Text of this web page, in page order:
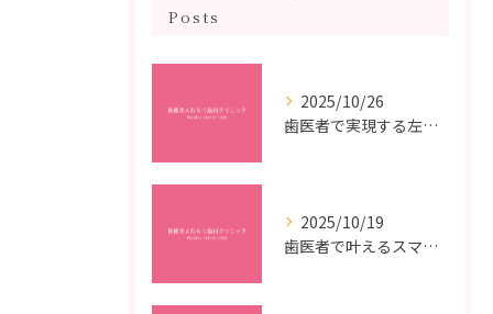
Posts
2025/10/26
歯医者で実現する左右対称治療のポイントと矯正治療選びの疑問解決ガイド
2025/10/19
歯医者で叶えるスマイルメイクオーバーなら福岡県福岡市博多区博多駅前の最新矯正治療解説